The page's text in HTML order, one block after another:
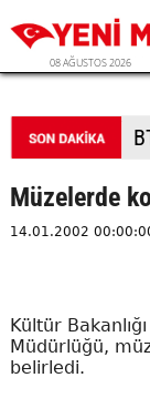
08 AĞUSTOS 2026
Müzelerde
14.01.2002
Kültür
Müdürlüğü,
belirledi.